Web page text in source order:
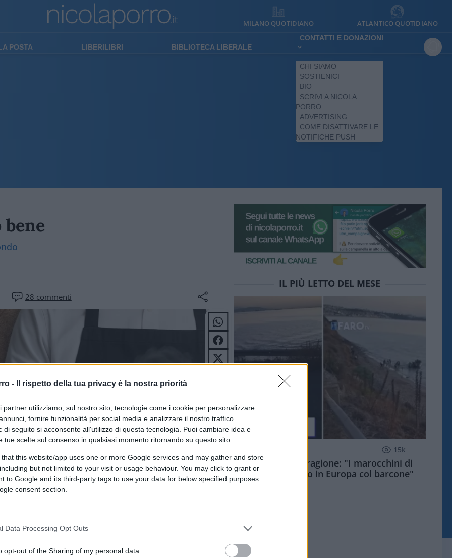
- Il rispetto della tua privacy è la nostra priorità
partner utilizziamo, sul nostro sito, tecnologie come i cookie per personalizzare
fornire funzionalità per social media e analizzare il nostro traffico.
di seguito si acconsente all'utilizzo di questa tecnologia. Puoi cambiare idea e
tue scelte sul consenso in qualsiasi momento ritornando su questo sito
that this website/app uses one or more Google services and may gather and store
but not limited to your visit or usage behaviour. You may click to grant or
to Google and its third-party tags to use your data for below specified purposes
consent section.
Data Processing Opt Outs
opt-out of the Sharing of my personal data.
MILANO QUOTIDIANO ATLANTICO QUOTIDIANO
POSTA LIBERILIBRI BIBLIOTECA LIBERALE
CONTATTI E DONAZIONI
CHI SIAMO
SOSTIENICI
BIO
SCRIVI A NICOLA
PORRO
ADVERTISING
COME DISATTIVARE LE
NOTIFICHE PUSH
28 commenti
IL PIÙ LETTO DEL MESE
15k
Meloni aveva ragione: "I marocchini di
Ceuta sbarcano in Europa col barcone"